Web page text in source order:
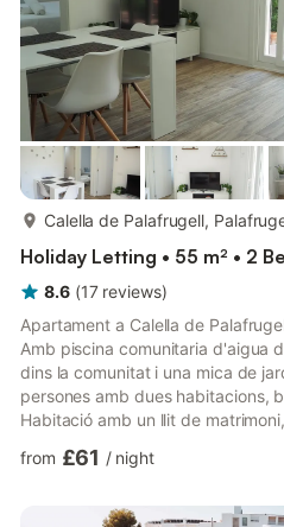
Calella de Palafrugell,
Holiday Letting • 55 m² • 2
8.6 (17 reviews)
Apartament a Calella de
Amb piscina comunitaria d'aigua
dins la comunitat i una mica de
persones amb dues habitacions,
Habitació amb un llit de
equipada amb microones,
suc i toddaora. El menjador té
from £61 / night